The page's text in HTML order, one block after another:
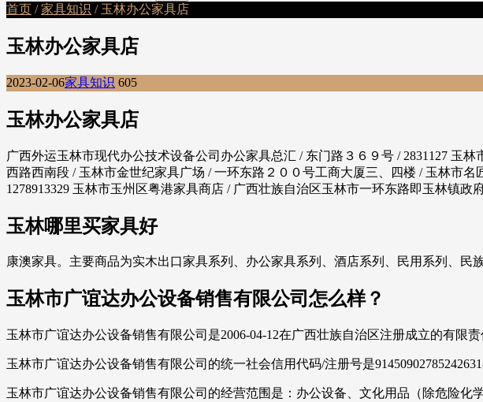
首页 /家具知识 / 玉林办公家具店
玉林办公家具店
2023-02-06家具知识 605
玉林办公家具店
广西外运玉林市现代办公技术设备公司办公家具总汇 / 东门路３６９号 / 2831127 玉
西路西南段 / 玉林市金世纪家具广场 / 一环东路２００号工商大厦三、四楼 / 玉林市
1278913329 玉林市玉州区粤港家具商店 / 广西壮族自治区玉林市一环东路即玉林镇
玉林哪里买家具好
康澳家具。主要商品为实木出口家具系列、办公家具系列、酒店系列、民用系列、民
玉林市广谊达办公设备销售有限公司怎么样？
玉林市广谊达办公设备销售有限公司是2006-04-12在广西壮族自治区注册成立的有限
玉林市广谊达办公设备销售有限公司的统一社会信用代码/注册号是
玉林市广谊达办公设备销售有限公司的经营范围是：办公设备、文化用品（除危险